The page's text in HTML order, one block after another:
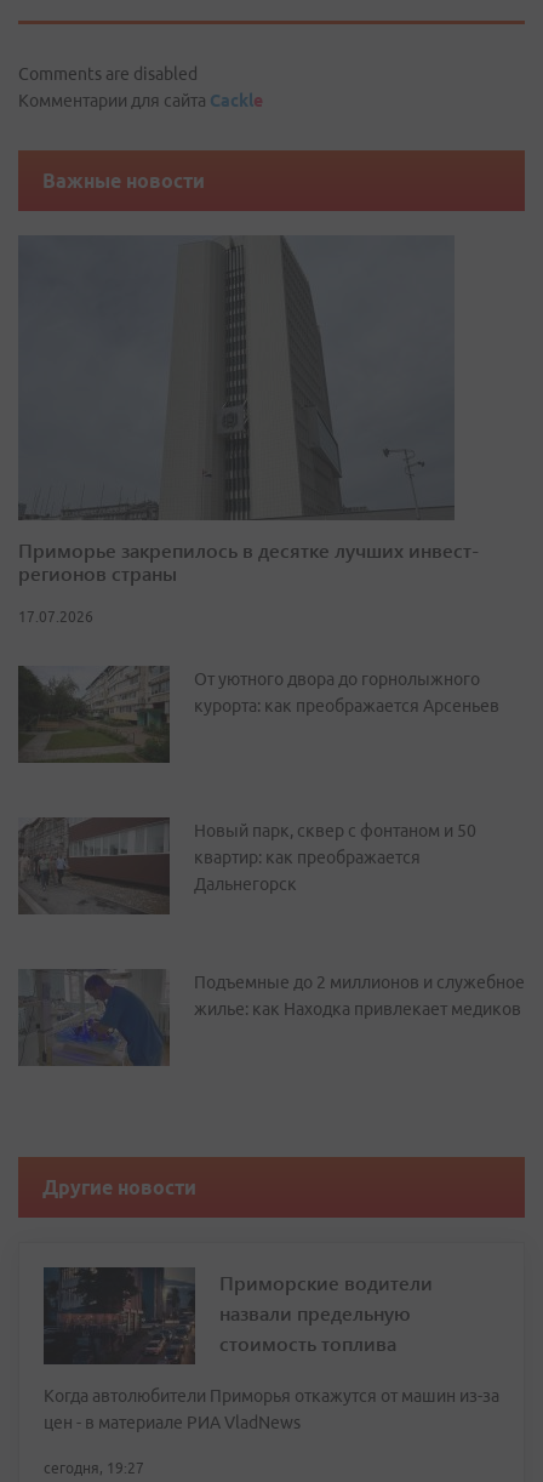
Comments are disabled
Комментарии для сайта Cackle
Важные новости
Приморье закрепилось в десятке лучших инвест-
регионов страны
17.07.2026
От уютного двора до горнолыжного
курорта: как преображается Арсеньев
Новый парк, сквер с фонтаном и 50
квартир: как преображается
Дальнегорск
Подъемные до 2 миллионов и служебное
жилье: как Находка привлекает медиков
Другие новости
Приморские водители
назвали предельную
стоимость топлива
Когда автолюбители Приморья откажутся от машин из-за
цен - в материале РИА VladNews
сегодня, 19:27